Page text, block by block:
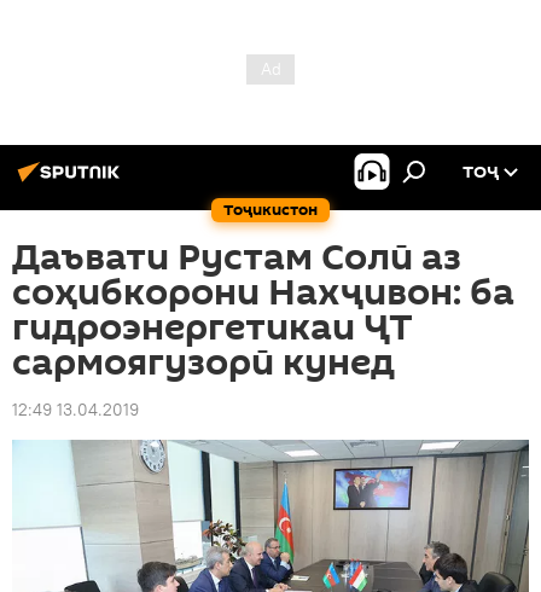
Тоҷикистон
ТОҶ
Даъвати Рустам Солӣ аз
соҳибкорони Нахҷивон: ба
гидроэнергетикаи ҶТ
сармоягузорӣ кунед
12:49 13.04.2019